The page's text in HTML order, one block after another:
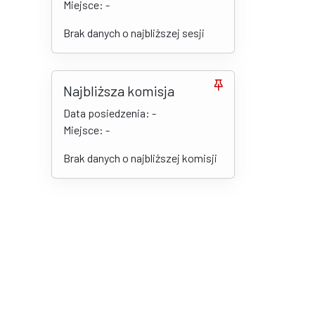
Miejsce: -
Brak danych o najbliższej sesji
Najbliższa komisja
Data posiedzenia: -
Miejsce: -
Brak danych o najbliższej komisji